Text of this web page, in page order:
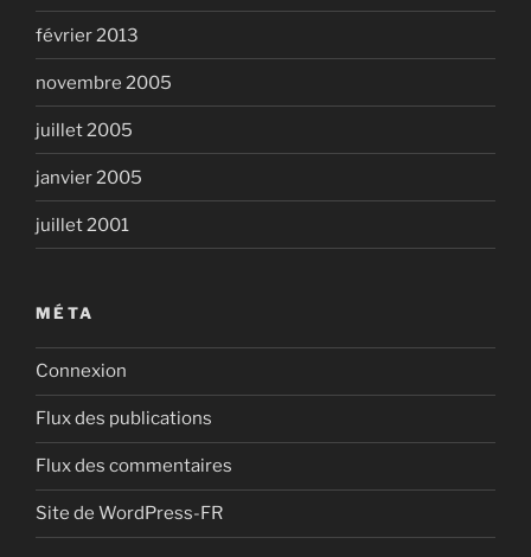
février 2013
novembre 2005
juillet 2005
janvier 2005
juillet 2001
MÉTA
Connexion
Flux des publications
Flux des commentaires
Site de WordPress-FR